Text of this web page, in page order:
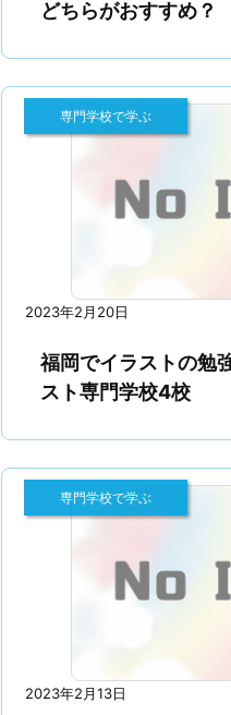
どちらがおすすめ？
2023年2月20日
専門学校で学ぶ
福岡でイラストの勉
スト専門学校4校
2023年2月13日
専門学校で学ぶ